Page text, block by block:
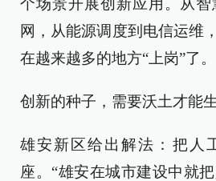
个场景开展创新应用。从
网，从能源调度到电信运维
在越来越多的地方“上岗”了。
创新的种子，需要沃土才能
雄安新区给出解法：把人
座。“雄安在城市建设中就